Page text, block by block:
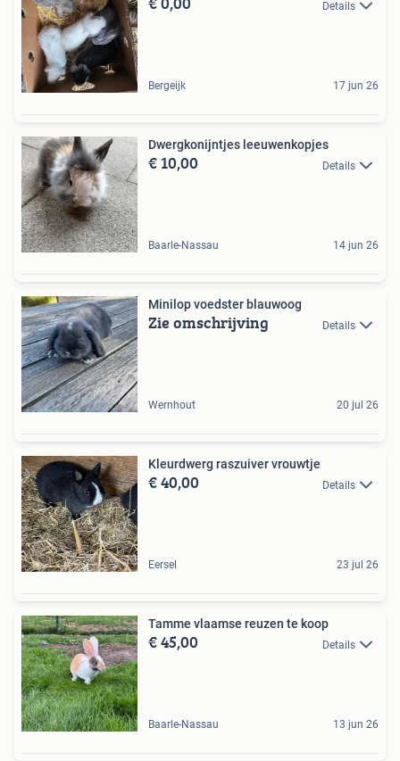
Details
Bergeijk 17 jun 26
Dwergkonijntjes leeuwenkopjes
€ 10,00 Details
Baarle-Nassau 14 jun 26
Minilop voedster blauwoog
Zie omschrijving Details
Wernhout 20 jul 26
Kleurdwerg raszuiver vrouwtje
€ 40,00 Details
Eersel 23 jul 26
Tamme vlaamse reuzen te koop
€ 45,00 Details
Baarle-Nassau 13 jun 26